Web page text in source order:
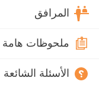
المرافق
ملحوظات هامة
الأسئلة الشائعة